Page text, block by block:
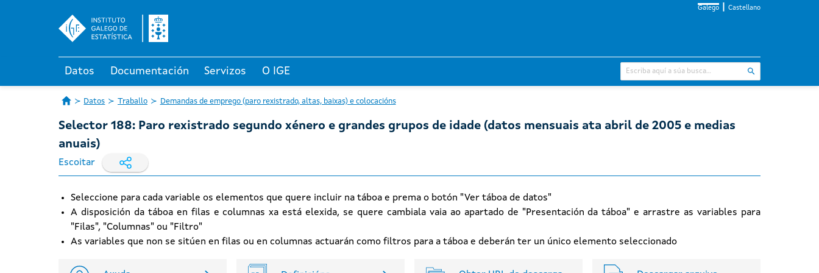
Galego Castellano
Datos Documentación Servizos O IGE
Datos Traballo Demandas de emprego (paro rexistrado, altas, baixas) e colocacións
Selector 188: Paro rexistrado segundo xénero e grandes grupos de idade (datos mensuais ata abril de 2005 e medias
anuais)
Escoitar
Seleccione para cada variable os elementos que quere incluir na táboa e prema o botón "Ver táboa de datos"
A disposición da táboa en filas e columnas xa está elexida, se quere cambiala vaia ao apartado de "Presentación da táboa" e arrastre as variables para
"Filas", "Columnas" ou "Filtro"
As variables que non se sitúen en filas ou en columnas actuarán como filtros para a táboa e deberán ter un único elemento seleccionado